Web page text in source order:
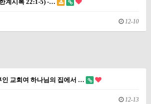
계시록 22:1-5) -…
12-10
인 교회여 하나님의 집에서 …
12-13